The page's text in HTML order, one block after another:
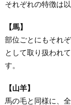
それぞれの特徴は
【馬】
部位ごとにもそれ
として取り扱われ
す。
【山羊】
馬の毛と同様に、